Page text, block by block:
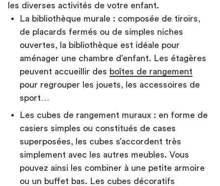
les diverses activités de votre enfant.
La bibliothèque murale : composée de tiroirs,
de placards fermés ou de simples niches
ouvertes, la bibliothèque est idéale pour
aménager une chambre d’enfant. Les étagères
peuvent accueillir des boîtes de rangement
pour regrouper les jouets, les accessoires de
sport…
Les cubes de rangement muraux : en forme de
casiers simples ou constitués de cases
superposées, les cubes s’accordent très
simplement avec les autres meubles. Vous
pouvez ainsi les combiner à une petite armoire
ou un buffet bas. Les cubes décoratifs